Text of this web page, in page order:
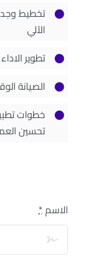
تخطيط
الآلي
تطوير
الصيانة
خطوات
تحسين
الاسم*